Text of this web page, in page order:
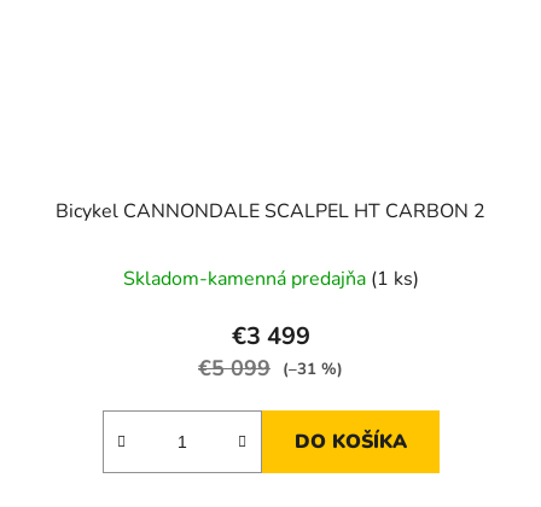
Bicykel CANNONDALE SCALPEL HT CARBON 2
Skladom-kamenná predajňa (1 ks)
€3 499
€5 099 (–31 %)
DO KOŠÍKA